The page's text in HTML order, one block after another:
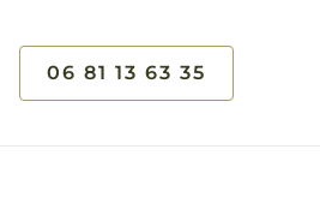
06 81 13 63 35